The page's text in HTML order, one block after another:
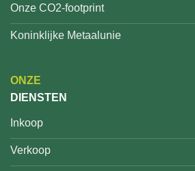
Onze CO2-footprint
Koninklijke Metaalunie
ONZE
DIENSTEN
Inkoop
Verkoop